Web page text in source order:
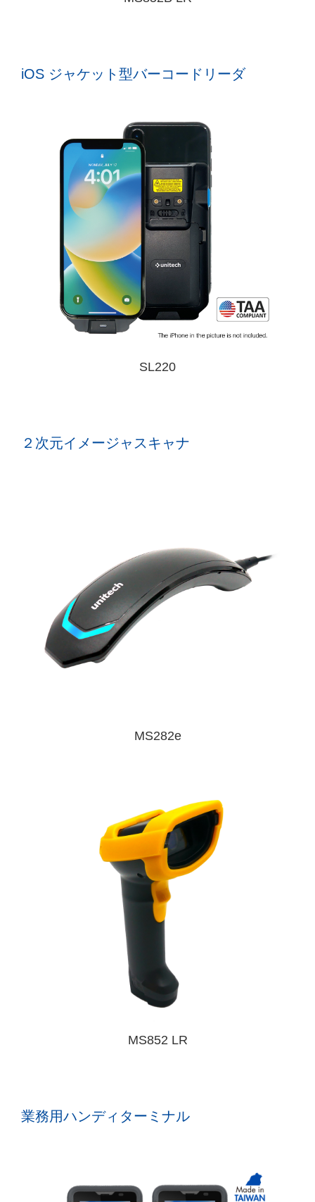
iOS ジャケット型バーコードリーダ
SL220
２次元イメージャスキャナ
MS282e
MS852 LR
業務用ハンディターミナル